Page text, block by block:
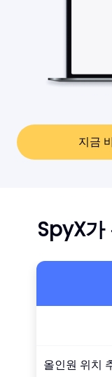
지금
SpyX가
올인원 위치